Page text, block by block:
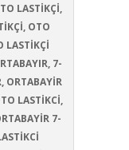
LASTİKÇİ,
OTO
LASTİKÇİ
7-
ORTABAYİR
LASTİKCİ,
7-